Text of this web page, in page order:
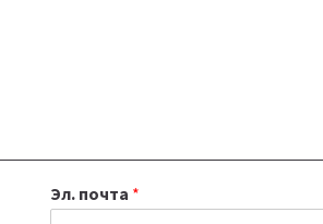
Эл. почта *